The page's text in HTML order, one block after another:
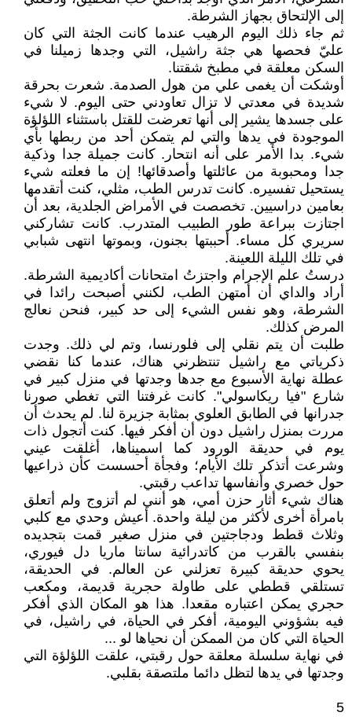
إلى الإلتحاق بجهاز الشرطة.
ثم جاء ذلك اليوم الرهيب عندما كانت الجثة التي كان
عليّ فحصها هي جثة راشيل، التي وجدها زميلنا في
السكن معلقة في مطبخ شقتنا.
أوشكت أن يغمى علي من هول الصدمة. شعرت بحرقة
شديدة في معدتي لا تزال تعاودني حتى اليوم. لا شيء
على جسدها يشير إلى أنها تعرضت للقتل باستثناء اللؤلؤة
الموجودة في يدها والتي لم يتمكن أحد من ربطها بأي
شيء. بدا الأمر على أنه انتحار. كانت جميلة جدا وذكية
جدا ومحبوبة من عائلتها وأصدقائها! إن ما فعلته شيء
يستحيل تفسيره. كانت تدرس الطب، مثلي، كنت أتقدمها
بعامين دراسيين. تخصصت في الأمراض الجلدية، بعد أن
اجتازت ببراعة طور الطبيب المتدرب. كانت تشاركني
سريري كل مساء. أحببتها بجنون، وبموتها انتهى شبابي
في تلك الليلة اللعينة.
درستُ علم الإجرام واجتزتُ امتحانات أكاديمية الشرطة.
أراد والداي أن أمتهن الطب، لكنني أصبحت رائدا في
الشرطة، وهو نفس الشيء إلى حد كبير، فنحن نعالج
المرض كذلك.
طلبت أن يتم نقلي إلى فلورنسا، وتم لي ذلك. وجدت
ذكرياتي مع راشيل تنتظرني هناك، عندما كنا نقضي
عطلة نهاية الأسبوع مع جدها وجدتها في منزل كبير في
شارع "فيا ريكاسولي". كانت غرفتنا التي تغطي صورنا
جدرانها في الطابق العلوي بمثابة جزيرة لنا. لم يحدث أن
مررت بمنزل راشيل دون أن أفكر فيها. كنت أتجول ذات
يوم في حديقة الورود كما اسميناها، أغلقت عيني
وشرعت أتذكر تلك الأيام؛ وفجأة أحسست كأن ذراعيها
حول خصري وأنفاسها تداعب رقبتي.
هناك شيء أثار حزن أمي، هو أنني لم أتزوج ولم أتعلق
بامرأة أخرى لأكثر من ليلة واحدة. أعيش وحدي مع كلبي
وثلاث قطط ودجاجتين في منزل صغير قمت بتجديده
بنفسي بالقرب من كاتدرائية سانتا ماريا دل فيوري،
يحوي حديقة كبيرة تعزلني عن العالم. في الحديقة،
تستلقي قططي على طاولة حجرية قديمة، ومكعب
حجري يمكن اعتباره مقعدا. هذا هو المكان الذي أفكر
فيه بشؤوني اليومية، أفكر في الحياة، في راشيل، في
الحياة التي كان من الممكن أن نحياها لو ...
في نهاية سلسلة معلقة حول رقبتي، علقت اللؤلؤة التي
وجدتها في يدها لتظل دائما ملتصقة بقلبي.
5